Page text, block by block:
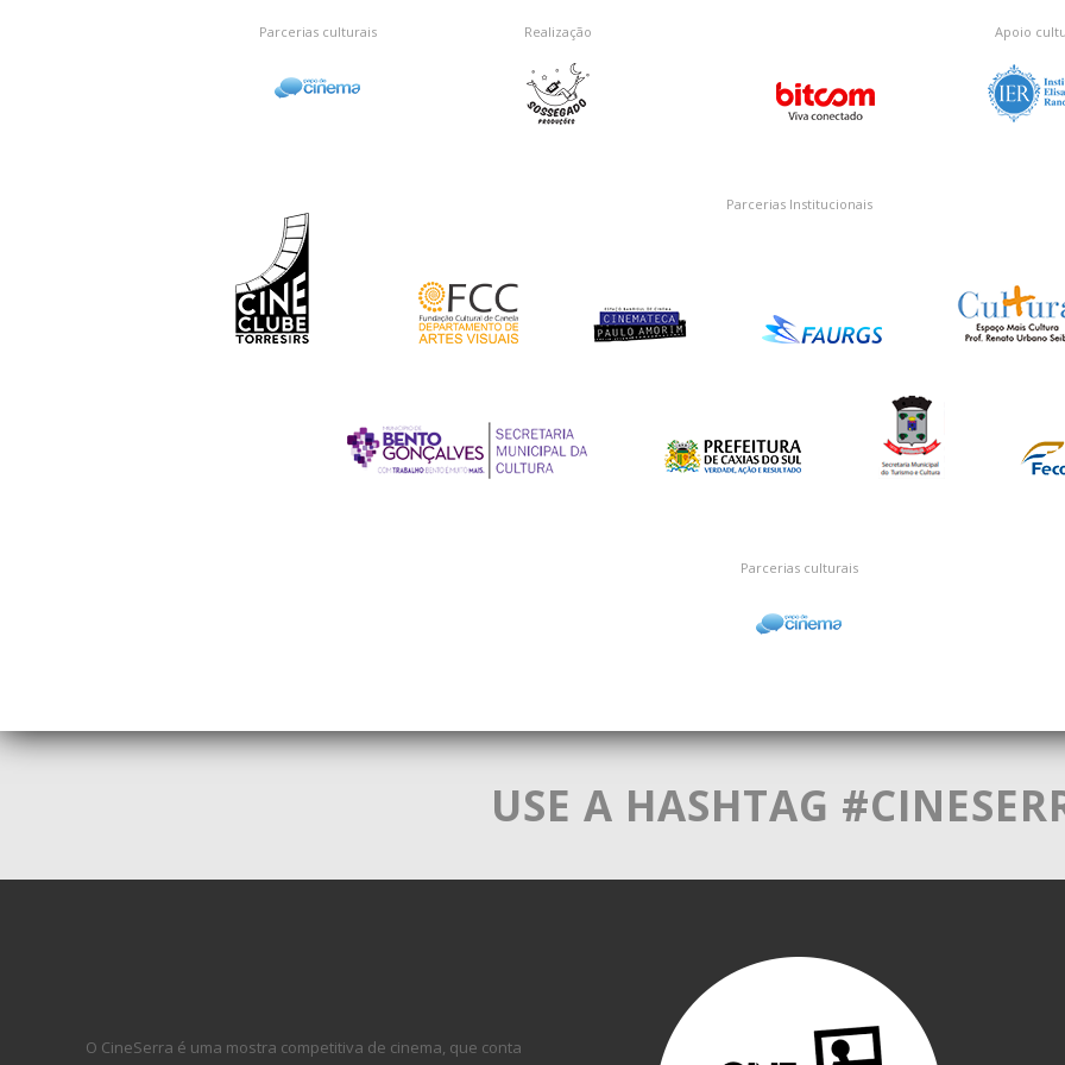
Parcerias culturais Realização Apoio
Parcerias Institucionais
Parcerias culturais
USE A HASHTAG
O CineSerra é uma mostra competitiva de cinema, que conta